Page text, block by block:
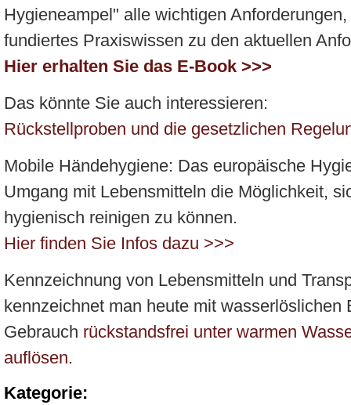
Hygieneampel" alle wichtigen
fundiertes Praxiswissen zu den aktuellen
Hier erhalten Sie das E-Book >>>
Das könnte Sie auch interessieren:
Rückstellproben und die gesetzlichen
Mobile Händehygiene: Das europäische
Umgang mit Lebensmitteln die Möglichkeit,
hygienisch reinigen zu können.
Hier finden Sie Infos dazu >>>
Kennzeichnung von Lebensmitteln und
kennzeichnet man heute mit
Gebrauch rückstandsfrei unter warmen
auflösen.
Kategorie: